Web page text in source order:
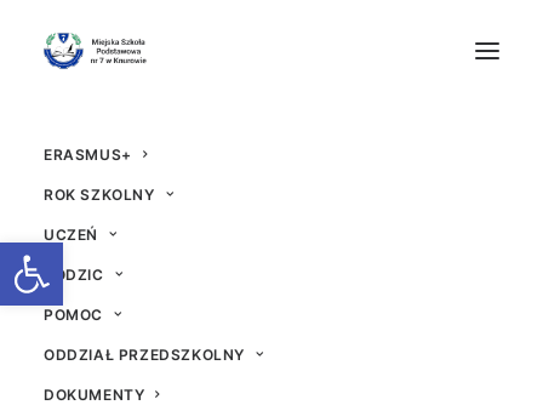
Otwórz pasek narzędzi
ERASMUS+
ROK SZKOLNY
UCZEŃ
RODZIC
POMOC
ODDZIAŁ PRZEDSZKOLNY
DOKUMENTY
Logo